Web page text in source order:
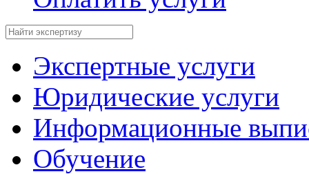
Экспертные услуги
Юридические услуги
Информационные
Обучение